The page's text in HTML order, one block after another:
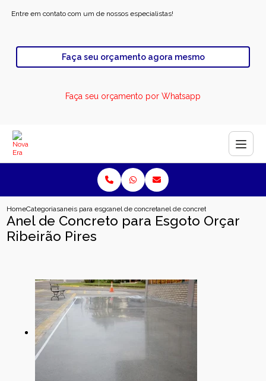
Entre em contato com um de nossos especialistas!
Faça seu orçamento agora mesmo
Faça seu orçamento por Whatsapp
HomeCategoriasaneis para esgotoanel de concreto para esgoto industrial
anel de concreto para esgoto
Anel de Concreto para Esgoto Orçar
Ribeirão Pires